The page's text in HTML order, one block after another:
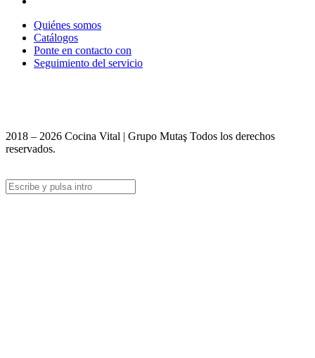
Quiénes somos
Catálogos
Ponte en contacto con
Seguimiento del servicio
2018 – 2026 Cocina Vital | Grupo Mutaş Todos los derechos
reservados.